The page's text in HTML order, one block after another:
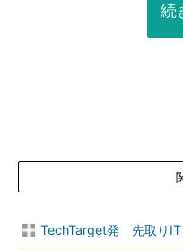
続
TechTarget発 先取りIT